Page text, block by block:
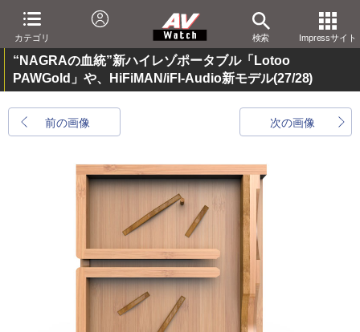
カテゴリ 検索 Impressサイト
“NAGRAの血統”新ハイレゾポータブル「Lotoo
PAWGold」や、HiFiMAN/iFI-Audio新モデル(27/28)
前の画像 次の画像